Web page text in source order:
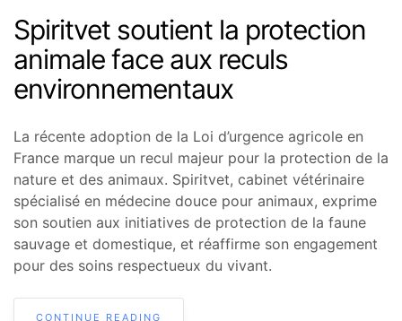
Spiritvet soutient la protection
animale face aux reculs
environnementaux
La récente adoption de la Loi d’urgence agricole en
France marque un recul majeur pour la protection de la
nature et des animaux. Spiritvet, cabinet vétérinaire
spécialisé en médecine douce pour animaux, exprime
son soutien aux initiatives de protection de la faune
sauvage et domestique, et réaffirme son engagement
pour des soins respectueux du vivant.
CONTINUE READING